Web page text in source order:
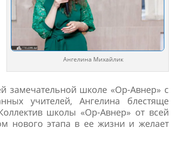
Ангелина Михайлик
школе «Ор-Авнер» с
учителей, Ангелина блестяще
школы «Ор-Авнер» от всей
нового этапа в ее жизни и желает